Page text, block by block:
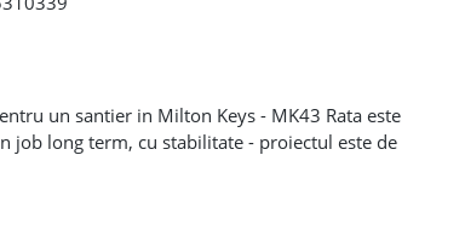
de firma contra cost( in cazul in care nu
Recrutam pentru urmatoarele locatii: -
- Northampton Pentru mai multe detalii si
noi - 07494685033
un santier in Milton Keys - MK43 Rata este
job long term, cu stabilitate - proiectul este de
si cleaning. Acceptam si femei si barbati
mi un mesaj pe WHATSAPP daca sunteti